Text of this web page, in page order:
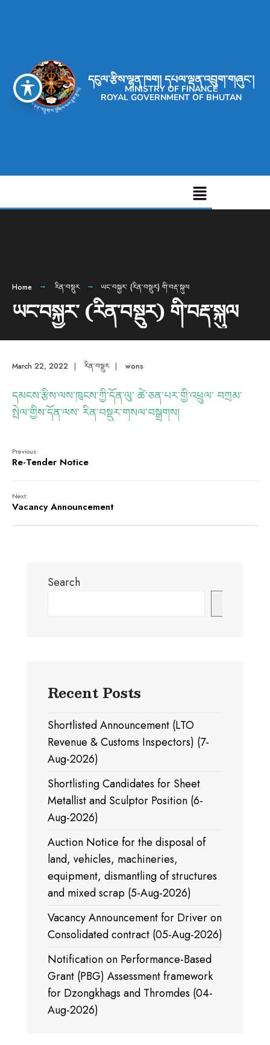
དངུལ་རྩིས་ལྷན་ཁག། དཔལ་ལྡན་འབྲུག་གཞུང་།
MINISTRY OF FINANCE
ROYAL GOVERNMENT OF BHUTAN
Home རིན་བསྡུར ཡང་བསྐྱར་ (རིན་བསྡུར) གི་བརྡ་སྐུལ
ཡང་བསྐྱར་ (རིན་བསྡུར) གི་བརྡ་སྐུལ
March 22, 2022 | རིན་བསྡུར | wons
དམངས་རྩིས་ལས་ཁུངས་ཀྱི་དོན་ལུ་ ཚེ་ཅན་པར་གྱི་འཕྲུལ་ བཀྲམ་
སྤེལ་གྱིས་དོན་ལས་ རིན་བསྡུར་གསལ་བསྒྲགས།
Previous:
Re-Tender Notice
Next:
Vacancy Announcement
Search
Recent Posts
Shortlisted Announcement (LTO
Revenue & Customs Inspectors) (7-
Aug-2026)
Shortlisting Candidates for Sheet
Metallist and Sculptor Position (6-
Aug-2026)
Auction Notice for the disposal of
land, vehicles, machineries,
equipment, dismantling of structures
and mixed scrap (5-Aug-2026)
Vacancy Announcement for Driver on
Consolidated contract (05-Aug-2026)
Notification on Performance-Based
Grant (PBG) Assessment framework
for Dzongkhags and Thromdes (04-
Aug-2026)